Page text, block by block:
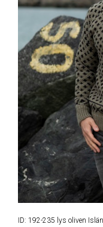
ID: 192-235 lys oliven